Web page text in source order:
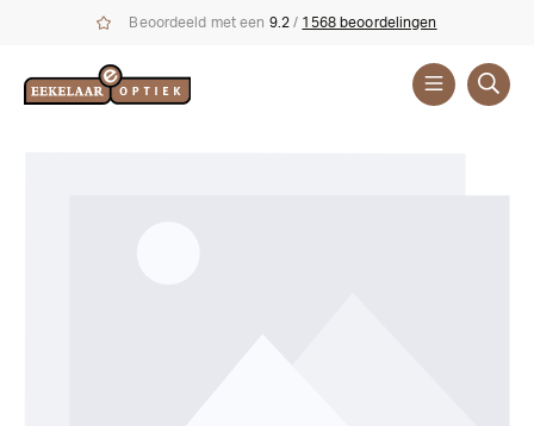
Beoordeeld met een 9.2 / 1568 beoordelingen